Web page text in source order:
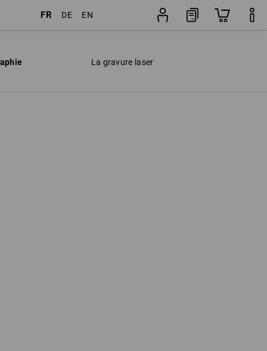
La gravure laser
FR DE EN